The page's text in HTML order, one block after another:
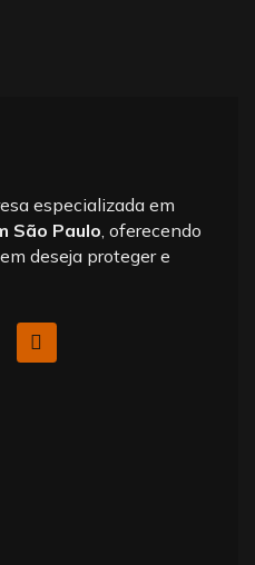
especializada em
São Paulo, oferecendo
deseja proteger e